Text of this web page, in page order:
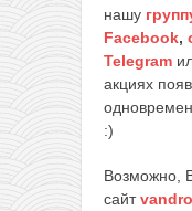
нашу
Facebook,
Telegram
акциях
:)
Возможно,
сайт